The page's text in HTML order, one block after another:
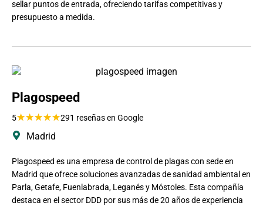
sellar puntos de entrada, ofreciendo tarifas competitivas y
presupuesto a medida.
Plagospeed
5★★★★★291 reseñas en Google
Madrid
Plagospeed es una empresa de control de plagas con sede en
Madrid que ofrece soluciones avanzadas de sanidad ambiental en
Parla, Getafe, Fuenlabrada, Leganés y Móstoles. Esta compañía
destaca en el sector DDD por sus más de 20 años de experiencia